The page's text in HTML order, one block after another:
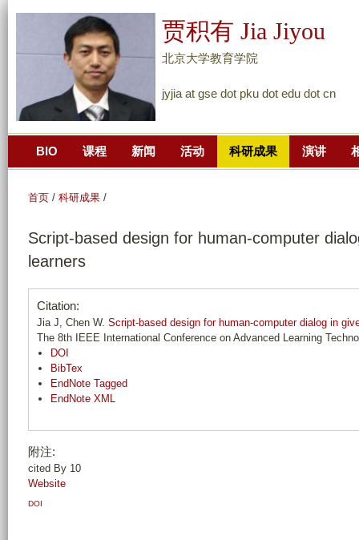
主
分
贾积有 Jia Jiyou
北京大学教育学院
jyjia at gse dot pku dot edu dot cn
BIO 课程 新闻 活动 科研成果 演讲
首页 / 科研成果 /
Script-based design for human-computer
learners
Citation:
Jia J, Chen W. Script-based design for human-computer dialog in
The 8th IEEE International Conference on Advanced Learning
DOI
BibTex
EndNote Tagged
EndNote XML
附注:
cited By 10
Website
DOI